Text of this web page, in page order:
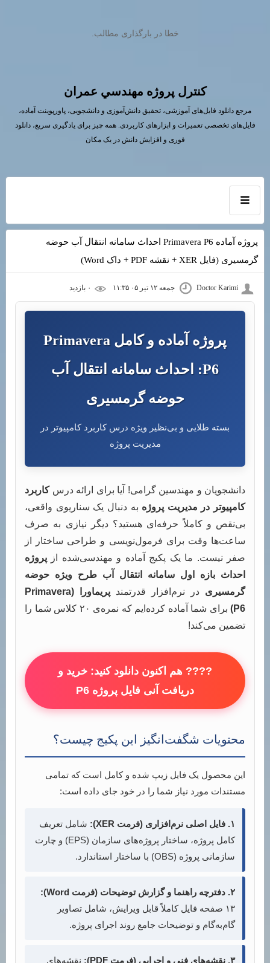
خطا در بارگذاری مطالب.
كنترل پروژه مهندسي عمران
مرجع دانلود فایل‌های آموزشی، تحقیق دانش‌آموزی و دانشجویی، پاورپوینت آماده،
فایل‌های تخصصی تعمیرات و ابزارهای کاربردی. همه چیز برای یادگیری سریع، دانلود
فوری و افزایش دانش در یک مکان
پروژه آماده Primavera P6 احداث سامانه انتقال آب حوضه
گرمسیری (فایل XER + نقشه PDF + داک Word)
Doctor Karimi جمعه ۱۲ تیر ۰۵ ۱۱:۳۵
پروژه آماده و کامل Primavera
P6: احداث سامانه انتقال آب
حوضه گرمسیری
بسته طلایی و بی‌نظیر ویژه درس کاربرد کامپیوتر در
مدیریت پروژه
دانشجویان و مهندسین گرامی! آیا برای ارائه درسکاربرد
کامپیوتر در مدیریت پروژه به دنبال یک سناریوی واقعی،
بی‌نقص و کاملاً حرفه‌ای هستید؟ دیگر نیازی به صرف
ساعت‌ها وقت برای فرمول‌نویسی و طراحی ساختار از
صفر نیست. ما یک پکیج آماده و مهندسی‌شده از پروژه
احداث بازه اول سامانه انتقال آب طرح ویژه حوضه
گرمسیری در نرم‌افزار قدرتمند
پریماورا (Primavera
P6)
برای شما آماده کرده‌ایم که نمره‌ی ۲۰ کلاس شما را
تضمین می‌کند!
???? هم اکنون دانلود کنید: خرید و
دریافت آنی فایل پروژه P6
محتویات شگفت‌انگیز این پکیج چیست؟
این محصول یک فایل زیپ شده و کامل است که تمامی
مستندات مورد نیاز شما را در خود جای داده است:
۱. فایل اصلی نرم‌افزاری (فرمت XER):
شامل تعریف
کامل پروژه، ساختار پروژه‌های سازمان (EPS) و چارت
سازمانی پروژه (OBS) با ساختار استاندارد.
۲. دفترچه راهنما و گزارش توضیحات (فرمت Word):
۱۳ صفحه فایل کاملاً قابل ویرایش، شامل تصاویر
گام‌به‌گام و توضیحات جامع روند اجرای پروژه.
۳. نقشه‌های فنی و اجرایی (فرمت PDF):
نقشه‌های